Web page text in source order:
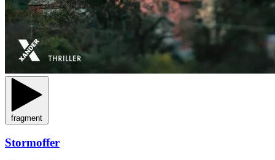
fragment
Stormoffer